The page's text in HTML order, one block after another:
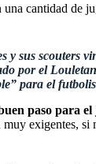
una cantidad de
y sus
por el
para el
paso para
exigentes,